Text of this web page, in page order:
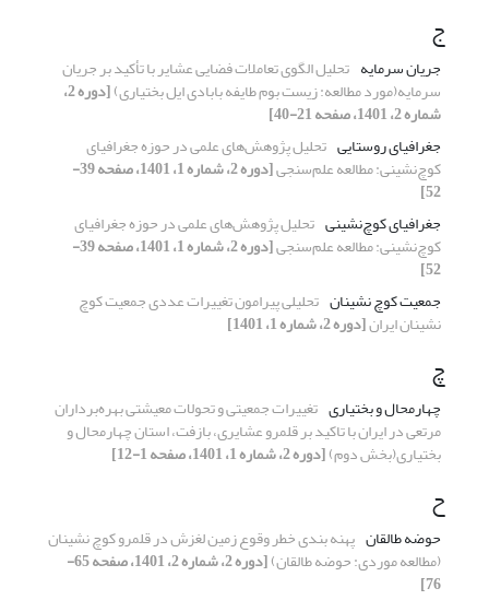
ج
جریان سرمایه تحلیل الگوی تعاملات فضایی عشایر با تأکید بر جریان
سرمایه(مورد مطالعه: زیست بوم طایفه بابادی ایل بختیاری) [دوره 2،
شماره 2، 1401، صفحه 21-40]
جغرافیای روستایی تحلیل پژوهش‌‌های علمی در حوزه جغرافیای
کوچ‌نشینی: مطالعه علم‌‌سنجی [دوره 2، شماره 1، 1401، صفحه 39-
52]
جغرافیای کوچ‌نشینی تحلیل پژوهش‌‌های علمی در حوزه جغرافیای
کوچ‌نشینی: مطالعه علم‌‌سنجی [دوره 2، شماره 1، 1401، صفحه 39-
52]
جمعیت کوچ نشینان تحلیلی پیرامون تغییرات عددی جمعیت کوچ
نشینان ایران[دوره 2، شماره 1، 1401]
چ
چهارمحال و بختیاری تغییرات جمعیتی و تحولات معیشتی بهره‌برداران
مرتعی در ایران با تاکید بر قلمرو عشایری، بازفت، استان چهارمحال و
بختیاری(بخش دوم)[دوره 2، شماره 1، 1401، صفحه 1-12]
ح
حوضه طالقان پهنه بندی خطر وقوع زمین لغزش در قلمرو کوچ نشینان
(مطالعه موردی: حوضه طالقان) [دوره 2، شماره 2، 1401، صفحه 65-
76]